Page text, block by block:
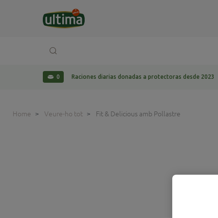
0 Raciones diarias donadas a protectoras desde 2023
Home Veure-ho tot Fit & Delicious amb Pollastre